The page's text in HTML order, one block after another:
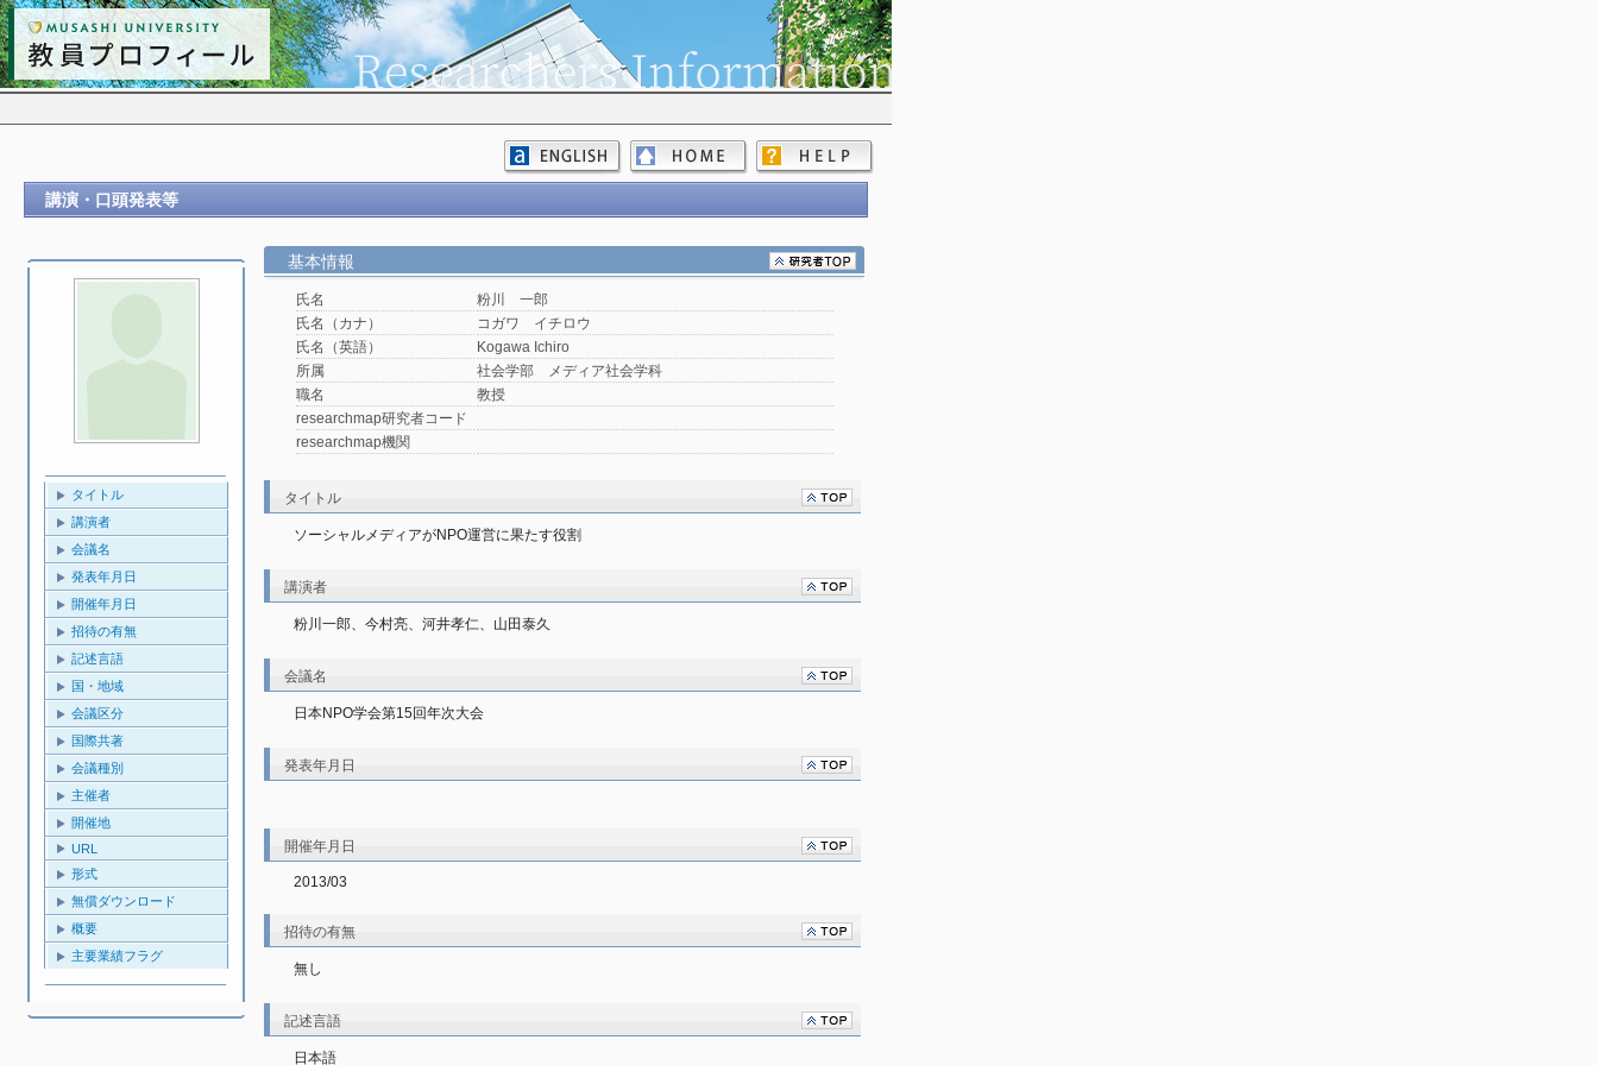
講演・口頭発表等
タイトル
講演者
会議名
発表年月日
開催年月日
招待の有無
記述言語
国・地域
会議区分
国際共著
会議種別
主催者
開催地
URL
形式
無償ダウンロード
概要
主要業績フラグ
基本情報
氏名
粉川 一郎
氏名（カナ）
コガワ イチロウ
氏名（英語）
Kogawa Ichiro
所属
社会学部 メディア社会学科
職名
教授
researchmap研究者コード
researchmap機関
タイトル
ソーシャルメディアがNPO運営に果たす役割
講演者
粉川一郎、今村亮、河井孝仁、山田泰久
会議名
日本NPO学会第15回年次大会
発表年月日
開催年月日
2013/03
招待の有無
無し
記述言語
日本語